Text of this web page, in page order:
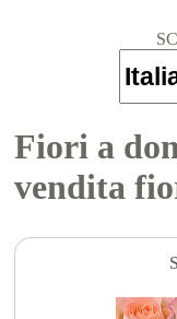
Fiori a
vendita